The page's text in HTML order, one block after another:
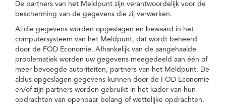
De partners van het Meldpunt zijn verantwoordelijk voor de
bescherming van de gegevens die zij verwerken.
Al die gegevens worden opgeslagen en bewaard in het
computersysteem van het Meldpunt, dat wordt beheerd
door de FOD Economie. Afhankelijk van de aangehaalde
problematiek worden uw gegevens meegedeeld aan één of
meer bevoegde autoriteiten, partners van het Meldpunt. De
aldus opgeslagen gegevens kunnen door de FOD Economie
en/of zijn partners worden gebruikt in het kader van hun
opdrachten van openbaar belang of wettelijke opdrachten.